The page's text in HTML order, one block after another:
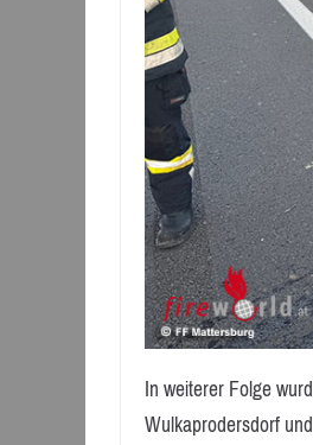
In weiterer Folge
Wulkaprodersdorf